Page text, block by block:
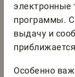
электронные
программы.
выдачу и
Особенно